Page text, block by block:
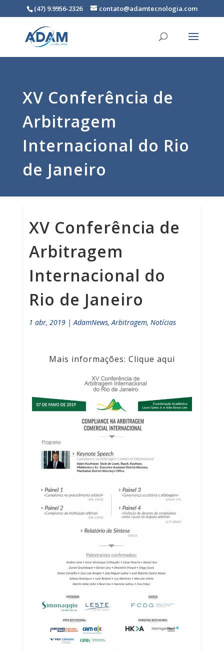
(47) 9.9956-2326 contato@adamtecnologia.com
XV Conferência de
Arbitragem
Internacional do Rio
de Janeiro
XV Conferência de
Arbitragem
Internacional do
Rio de Janeiro
1 abr, 2019 |AdamNews,Arbitragem,Notícias
Mais informações: Clique aqui